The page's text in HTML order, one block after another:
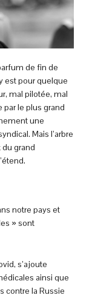
de fin de
est pour quelque
mal pilotée, mal
le plus grand
une
Mais l’arbre
grand
notre pays et
» sont
s’ajoute
ainsi que
contre la Russie